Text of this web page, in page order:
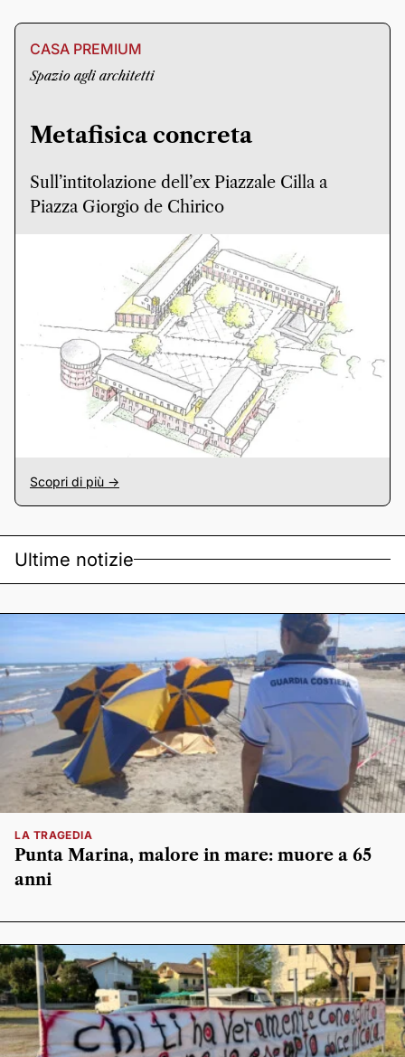
CASA PREMIUM
Spazio agli architetti
Metafisica concreta
Sull’intitolazione dell’ex Piazzale Cilla a
Piazza Giorgio de Chirico
Scopri di più ->
Ultime notizie
LA TRAGEDIA
Punta Marina, malore in mare: muore a 65
anni